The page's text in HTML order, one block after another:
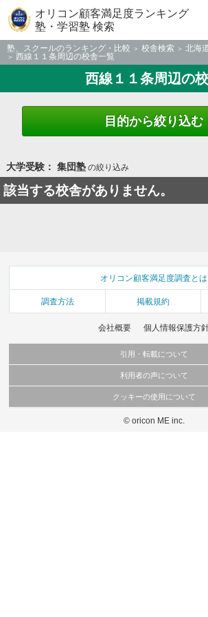
オリコン顧客満足度ランキング
塾・学習塾 検索
塾、スクールのランキング・比較 校舎検索
北海
西線１１条周辺の校舎一覧
西線１１条周辺の
目的から絞り込む
大学受験： 集団塾の絞り込み
該当する校舎がありません。
オリコン顧客満足度調査とは
調査方法 掲載規約
会社概要 個人情報保護方
引用・転載について
当サイトで公開されている情報（文字、写真、イラスト、画
これらの情報を権利者の許可なく無断転載・複製などの二次
利用者の声について
当サイトに掲載している内容はすべてサービスの利用者が提
弊社の見解・ 意見ではないことをご理解いただいた上でご覧
クッキーの使用について
このサイトでは Cookie を使用して、ユーザーに合わせたコン
© oricon ME inc.